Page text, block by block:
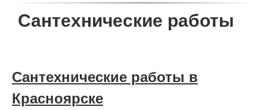
Сантехнические работы
Сантехнические работы в
Красноярске